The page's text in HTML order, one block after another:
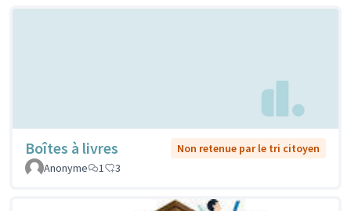
Boîtes à livres
Non retenue par le tri citoyen
Anonyme
1 3